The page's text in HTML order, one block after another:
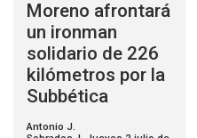
Moreno afrontará
un ironman
solidario de 226
kilómetros por la
Subbética
Antonio J.